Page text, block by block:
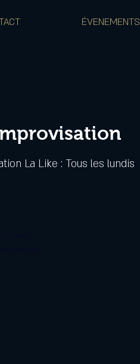
ÉVENEMENTS
La Like : Tous les lundis